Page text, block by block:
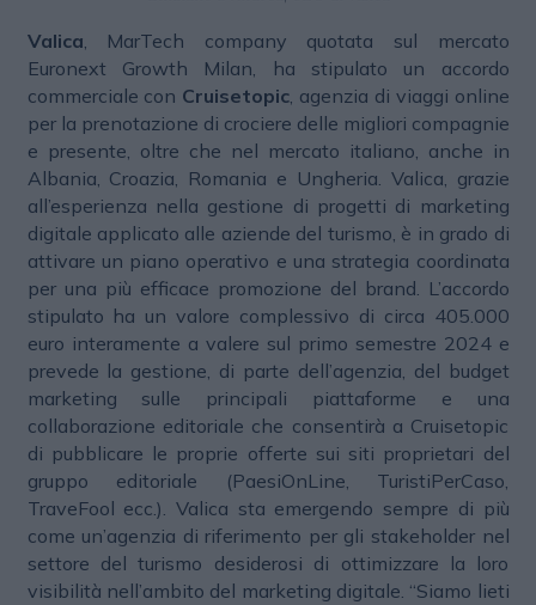
Valica, MarTech company quotata sul mercato
Euronext Growth Milan, ha stipulato un accordo
commerciale con Cruisetopic, agenzia di viaggi online
per la prenotazione di crociere delle migliori compagnie
e presente, oltre che nel mercato italiano, anche in
Albania, Croazia, Romania e Ungheria. Valica, grazie
all’esperienza nella gestione di progetti di marketing
digitale applicato alle aziende del turismo, è in grado di
attivare un piano operativo e una strategia coordinata
per una più efficace promozione del brand. L’accordo
stipulato ha un valore complessivo di circa 405.000
euro interamente a valere sul primo semestre 2024 e
prevede la gestione, di parte dell’agenzia, del budget
marketing sulle principali piattaforme e una
collaborazione editoriale che consentirà a Cruisetopic
di pubblicare le proprie offerte sui siti proprietari del
gruppo editoriale (PaesiOnLine, TuristiPerCaso,
TraveFool ecc.). Valica sta emergendo sempre di più
come un’agenzia di riferimento per gli stakeholder nel
settore del turismo desiderosi di ottimizzare la loro
visibilità nell’ambito del marketing digitale. “Siamo lieti